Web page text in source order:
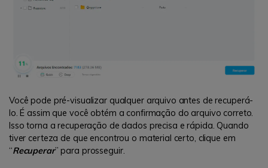
Você pode pré-visualizar qualquer arquivo antes de recuperá-
lo. É assim que você obtém a confirmação do arquivo correto.
Isso torna a recuperação de dados precisa e rápida. Quando
tiver certeza de que encontrou o material certo, clique em
“Recuperar” para prosseguir.